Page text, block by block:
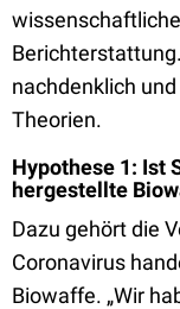
nachdenklich
Theorien.
Hypothese 1: Ist
hergestellte
Dazu gehört die
Coronavirus
Biowaffe. „Wir